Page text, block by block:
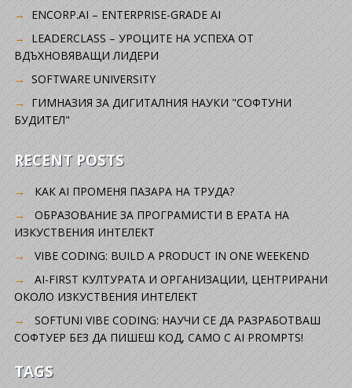
ENCORP.AI – ENTERPRISE-GRADE AI
LEADERCLASS – УРОЦИТЕ НА УСПЕХА ОТ
ВДЪХНОВЯВАЩИ ЛИДЕРИ
SOFTWARE UNIVERSITY
ГИМНАЗИЯ ЗА ДИГИТАЛНИЯ НАУКИ "СОФТУНИ
БУДИТЕЛ"
RECENT POSTS
КАК AI ПРОМЕНЯ ПАЗАРА НА ТРУДА?
ОБРАЗОВАНИЕ ЗА ПРОГРАМИСТИ В ЕРАТА НА
ИЗКУСТВЕНИЯ ИНТЕЛЕКТ
VIBE CODING: BUILD A PRODUCT IN ONE WEEKEND
AI-FIRST КУЛТУРАТА И ОРГАНИЗАЦИИ, ЦЕНТРИРАНИ
ОКОЛО ИЗКУСТВЕНИЯ ИНТЕЛЕКТ
SOFTUNI VIBE CODING: НАУЧИ СЕ ДА РАЗРАБОТВАШ
СОФТУЕР БЕЗ ДА ПИШЕШ КОД, САМО С AI PROMPTS!
TAGS